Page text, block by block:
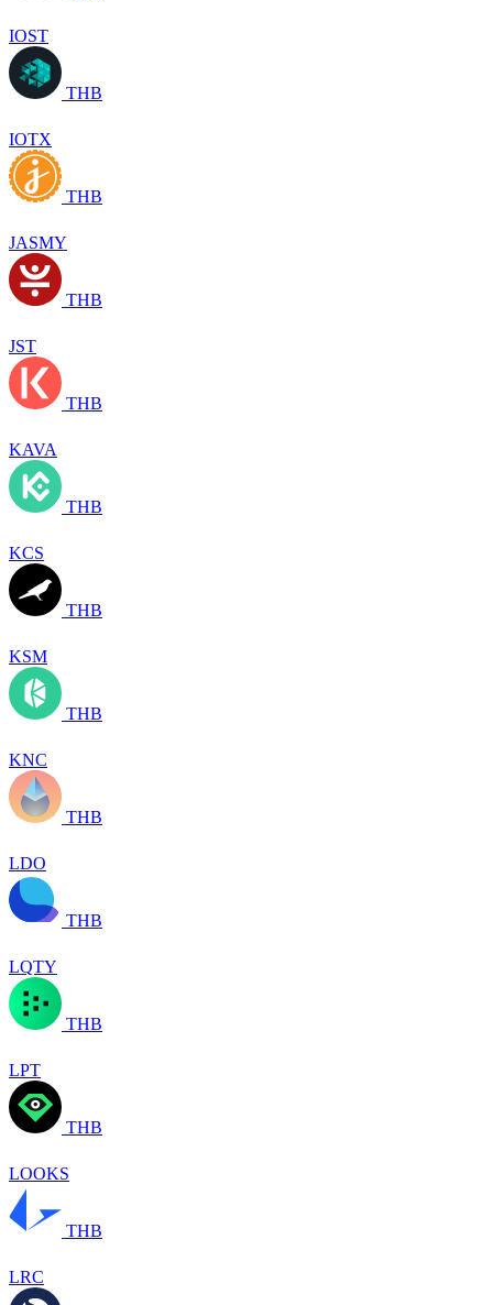
IOST
THB
IOTX
THB
JASMY
THB
JST
THB
KAVA
THB
KCS
THB
KSM
THB
KNC
THB
LDO
THB
LQTY
THB
LPT
THB
LOOKS
THB
LRC